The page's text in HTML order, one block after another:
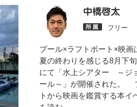
中橋啓太
フリー
プール×ラフトボート×映
夏の終わりを感じる8月下
にて「水上シアター ～ジ
ール～」が開催された。
トから映画を鑑賞する本イ